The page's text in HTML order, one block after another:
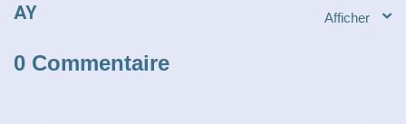
AY
0 Commentaire